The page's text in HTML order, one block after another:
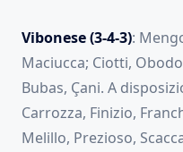
Vibonese (3-4-3):
Maciucca; Ciotti,
Bubas, Çani. A
Carrozza, Finizio,
Melillo, Prezioso,